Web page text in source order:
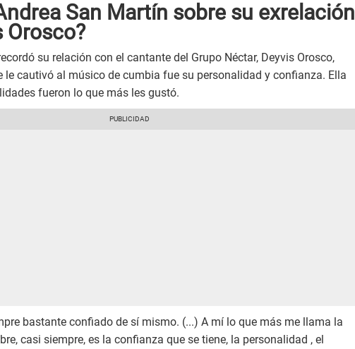
San Martín sobre su exrelación
Orosco?
su relación con el cantante del Grupo Néctar, Deyvis Orosco,
le cautivó al músico de cumbia fue su personalidad y confianza. Ella
fueron lo que más les gustó.
bastante confiado de sí mismo. (...) A mí lo que más me llama la
casi siempre, es la confianza que se tiene, la personalidad , el